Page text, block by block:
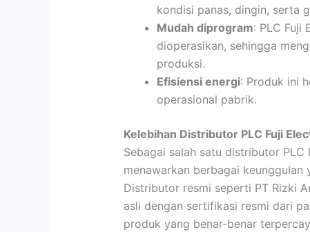
kondisi panas, dingin, serta
Mudah diprogram: PLC Fuji
dioperasikan, sehingga
produksi.
Efisiensi energi: Produk ini
operasional pabrik.
Kelebihan Distributor PLC Fuji
Sebagai salah satu distributor
menawarkan berbagai
Distributor resmi seperti PT Rizki
asli dengan sertifikasi resmi dari
produk yang benar-benar